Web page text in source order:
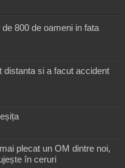
800 de oameni in fata
distanta si a facut accident
plecat un OM dintre noi,
în ceruri